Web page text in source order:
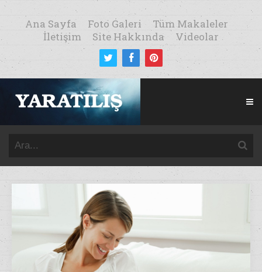
Ana Sayfa Foto Galeri
Tüm Makaleler
İletişim
Site Hakkında Videolar